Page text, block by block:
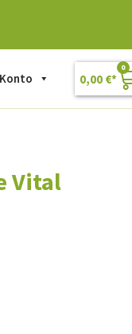
Konto 0,00 €
0
Vital